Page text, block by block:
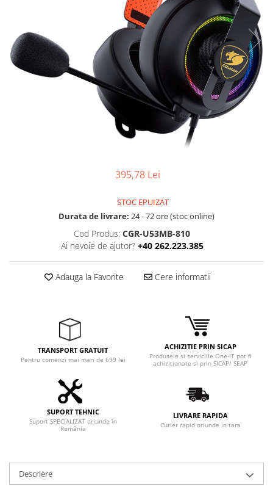
Ochelari Smart
Smartphone IPhone
Sisteme PC & Periferice
Sisteme Desktop & Monitoare
Microfoane & Casti Gaming
Scaune Gaming
Tastaturi Gaming
Card Reader
Casti
Componente PC
Placi Video
CPU
395,78 Lei
STOC EPUIZAT
Durata de livrare: 24 - 72 ore (stoc online)
Cod Produs: CGR-U53MB-810
Ai nevoie de ajutor? +40 262.223.385
Adauga la Favorite Cere informatii
TRANSPORT GRATUIT
Pentru comenzi mai mari de 699 lei
ACHIZITIE PRIN SICAP
Produsele si serviciile One-IT pot fi
achizitionate si prin SICAP/ SEAP
SUPORT TEHNIC
Suport SPECIALIZAT oriunde în
România
LIVRARE RAPIDA
Curier rapid oriunde in tara
Descriere